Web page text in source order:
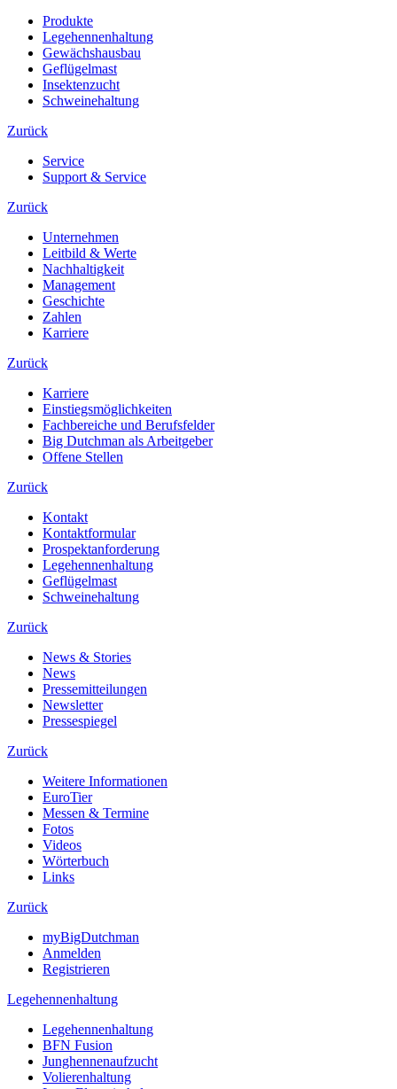
Produkte
Legehennenhaltung
Gewächshausbau
Geflügelmast
Insektenzucht
Schweinehaltung
Zurück
Service
Support & Service
Zurück
Unternehmen
Leitbild & Werte
Nachhaltigkeit
Management
Geschichte
Zahlen
Karriere
Zurück
Karriere
Einstiegsmöglichkeiten
Fachbereiche und Berufsfelder
Big Dutchman als Arbeitgeber
Offene Stellen
Zurück
Kontakt
Kontaktformular
Prospektanforderung
Legehennenhaltung
Geflügelmast
Schweinehaltung
Zurück
News & Stories
News
Pressemitteilungen
Newsletter
Pressespiegel
Zurück
Weitere Informationen
EuroTier
Messen & Termine
Fotos
Videos
Wörterbuch
Links
Zurück
myBigDutchman
Anmelden
Registrieren
Legehennenhaltung
Legehennenhaltung
BFN Fusion
Junghennenaufzucht
Volierenhaltung